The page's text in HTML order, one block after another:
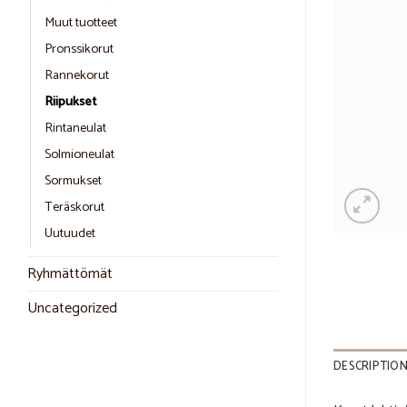
Muut tuotteet
Pronssikorut
Rannekorut
Riipukset
Rintaneulat
Solmioneulat
Sormukset
Teräskorut
Uutuudet
Ryhmättömät
Uncategorized
DESCRIPTION